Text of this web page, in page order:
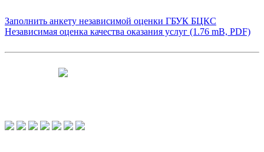
Заполнить анкету независимой оценки ГБУК БЦКС
Независимая оценка качества оказания услуг (1.76 mB, PDF)